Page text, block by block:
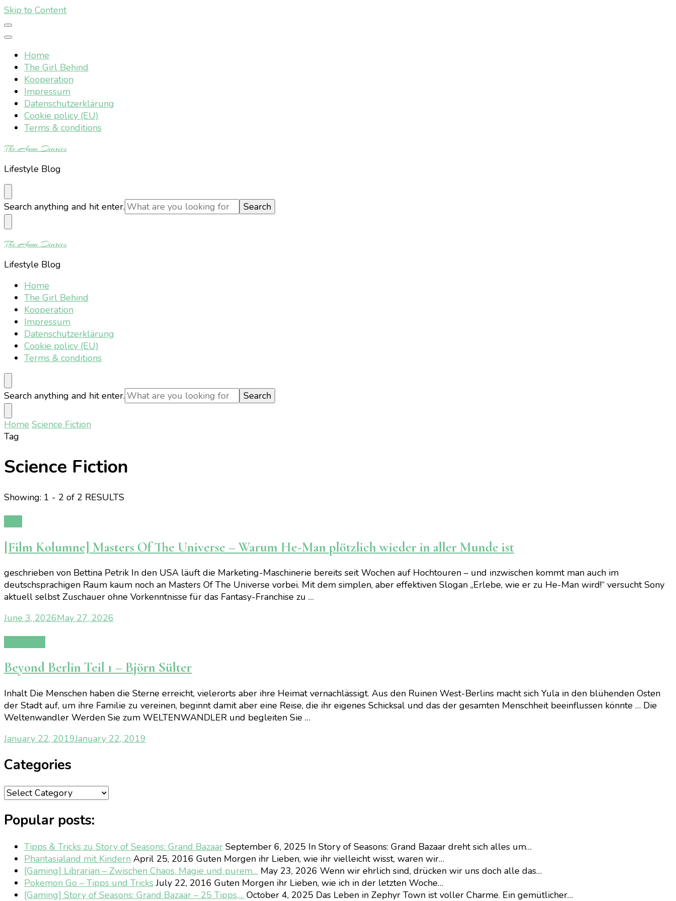
Skip to Content
Home
The Girl Behind
Kooperation
Impressum
Datenschutzerklärung
Cookie policy (EU)
Terms & conditions
The Anna Diaries
Lifestyle Blog
Looking
for
Something?
Search anything and hit enter.
The Anna Diaries
Lifestyle Blog
Home
The Girl Behind
Kooperation
Impressum
Datenschutzerklärung
Cookie policy (EU)
Terms & conditions
Looking
for
Something?
Search anything and hit enter.
Home Science Fiction
Tag
Science Fiction
Showing: 1 - 2 of 2 RESULTS
[Film Kolumne] Masters Of The Universe – Warum He-Man plötzlich wieder in aller Munde ist
geschrieben von Bettina Petrik In den USA läuft die Marketing-Maschinerie bereits seit Wochen auf Hochtouren – und inzwischen kommt man auch im
deutschsprachigen Raum kaum noch an Masters Of The Universe vorbei. Mit dem simplen, aber effektiven Slogan „Erlebe, wie er zu He-Man wird!“ versucht Sony
aktuell selbst Zuschauer ohne Vorkenntnisse für das Fantasy-Franchise zu …
June 3, 2026May 27, 2026
Beyond Berlin Teil 1 – Björn Sülter
Inhalt Die Menschen haben die Sterne erreicht, vielerorts aber ihre Heimat vernachlässigt. Aus den Ruinen West-Berlins macht sich Yula in den blühenden Osten
der Stadt auf, um ihre Familie zu vereinen, beginnt damit aber eine Reise, die ihr eigenes Schicksal und das der gesamten Menschheit beeinflussen könnte … Die
Weltenwandler Werden Sie zum WELTENWANDLER und begleiten Sie …
January 22, 2019January 22, 2019
Categories
Categories
Popular posts:
Tipps & Tricks zu Story of Seasons: Grand Bazaar September 6, 2025 In Story of Seasons: Grand Bazaar dreht sich alles um…
Phantasialand mit Kindern April 25, 2016 Guten Morgen ihr Lieben, wie ihr vielleicht wisst, waren wir…
[Gaming] Librarian – Zwischen Chaos, Magie und purem… May 23, 2026 Wenn wir ehrlich sind, drücken wir uns doch alle das…
Pokemon Go – Tipps und TricksJuly 22, 2016 Guten Morgen ihr Lieben, wie ich in der letzten Woche…
[Gaming] Story of Seasons: Grand Bazaar – 25 Tipps,… October 4, 2025 Das Leben in Zephyr Town ist voller Charme. Ein gemütlicher…